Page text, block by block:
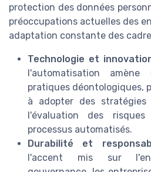
protection des données
préoccupations actuelles des
adaptation constante des
Technologie et
l'automatisation
pratiques déontologiques,
à adopter des
l'évaluation des
processus automatisés.
Durabilité et
l'accent mis sur